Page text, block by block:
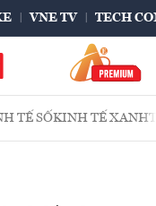
VNE TV TECH
TẾ SỐKINH TẾ XANH